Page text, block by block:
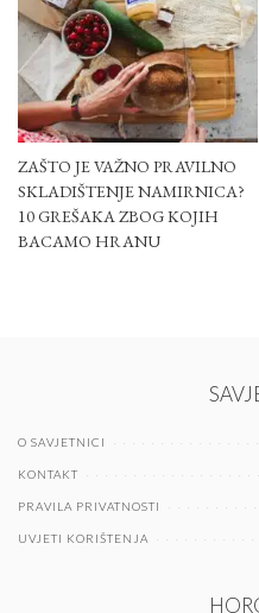
ZAŠTO JE VAŽNO PRAVILNO
SKLADIŠTENJE NAMIRNICA?
10 GREŠAKA ZBOG KOJIH
BACAMO HRANU
O SAVJETNICI
KONTAKT
PRAVILA PRIVATNOSTI
UVJETI KORIŠTENJA